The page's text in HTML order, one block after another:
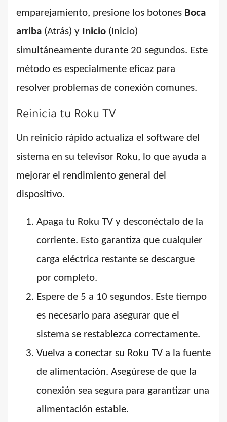
emparejamiento, presione los botones Boca
arriba (Atrás) y Inicio (Inicio)
simultáneamente durante 20 segundos. Este
método es especialmente eficaz para
resolver problemas de conexión comunes.
Reinicia tu Roku TV
Un reinicio rápido actualiza el software del
sistema en su televisor Roku, lo que ayuda a
mejorar el rendimiento general del
dispositivo.
Apaga tu Roku TV y desconéctalo de la
corriente. Esto garantiza que cualquier
carga eléctrica restante se descargue
por completo.
Espere de 5 a 10 segundos. Este tiempo
es necesario para asegurar que el
sistema se restablezca correctamente.
Vuelva a conectar su Roku TV a la fuente
de alimentación. Asegúrese de que la
conexión sea segura para garantizar una
alimentación estable.